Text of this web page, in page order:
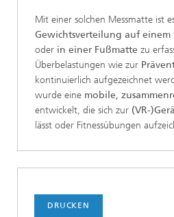
Mit einer solchen Messmatte ist
Gewichtsverteilung auf einem
oder in einer Fußmatte zu
Überbelastungen wie zur
kontinuierlich aufgezeichnet
wurde eine mobile,
entwickelt, die sich zur (VR-
lässt oder Fitnessübungen
DRUCKEN